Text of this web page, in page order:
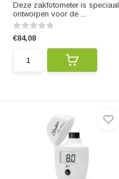
Deze zakfotometer is speciaal
ontworpen voor de ...
€84,08